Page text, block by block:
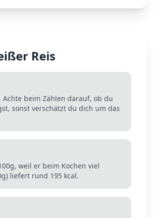
Reis
beim Zählen darauf, ob du
sonst verschätzt du dich um das
weil er beim Kochen viel
liefert rund 195 kcal.